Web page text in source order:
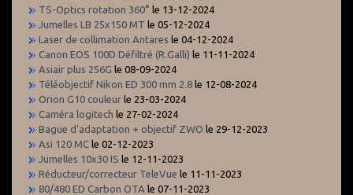
TS-Optics rotation 360° le 13-12-2024
Jumelles LB 25x150 MT le 05-12-2024
Laser de collimation Antares le 04-12-2024
Canon EOS 100D Défiltré (R.Galli) le 11-11-2024
Asiair plus 256G le 08-09-2024
Téléobjectif Nikon ED 300 mm 2.8 le 12-08-2024
Orion G10 couleur le 23-03-2024
Caméra logitech le 27-02-2024
Bague d'adaptation + objectif ZWO le 29-12-2023
Asi 120 MC le 02-12-2023
Jumelles 10x30 IS le 12-11-2023
Réducteur/correcteur TeleVue le 11-11-2023
80/480 ED Carbon OTA le 07-11-2023